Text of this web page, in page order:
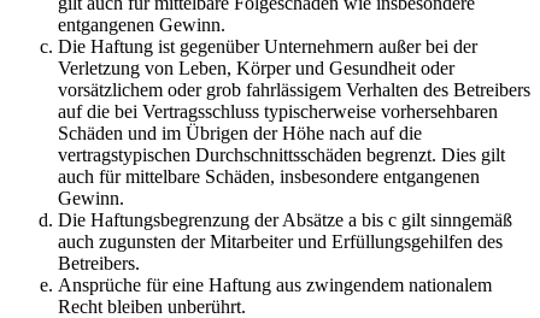
entgangenen Gewinn.
Die Haftung ist gegenüber Unternehmern außer bei der
Verletzung von Leben, Körper und Gesundheit oder
vorsätzlichem oder grob fahrlässigem Verhalten des Betreibers
auf die bei Vertragsschluss typischerweise vorhersehbaren
Schäden und im Übrigen der Höhe nach auf die
vertragstypischen Durchschnittsschäden begrenzt. Dies gilt
auch für mittelbare Schäden, insbesondere entgangenen
Gewinn.
Die Haftungsbegrenzung der Absätze a bis c gilt sinngemäß
auch zugunsten der Mitarbeiter und Erfüllungsgehilfen des
Betreibers.
Ansprüche für eine Haftung aus zwingendem nationalem
Recht bleiben unberührt.